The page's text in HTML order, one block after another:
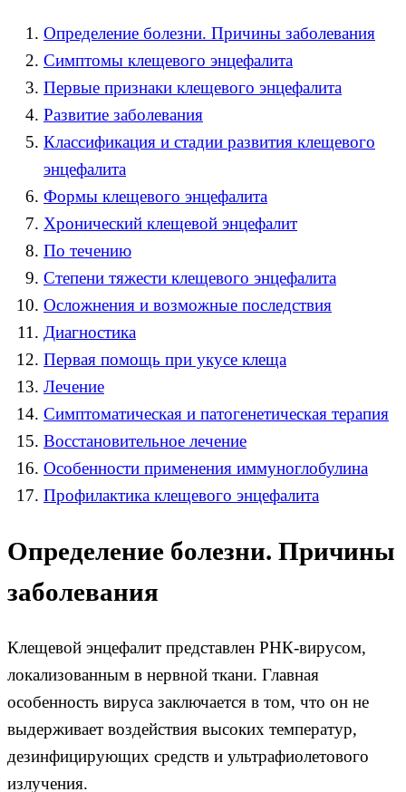
Определение болезни. Причины заболевания
Симптомы клещевого энцефалита
Первые признаки клещевого энцефалита
Развитие заболевания
Классификация и стадии развития клещевого
энцефалита
Формы клещевого энцефалита
Хронический клещевой энцефалит
По течению
Степени тяжести клещевого энцефалита
Осложнения и возможные последствия
Диагностика
Первая помощь при укусе клеща
Лечение
Симптоматическая и патогенетическая терапия
Восстановительное лечение
Особенности применения иммуноглобулина
Профилактика клещевого энцефалита
Определение болезни. Причины
заболевания
Клещевой энцефалит представлен РНК-вирусом,
локализованным в нервной ткани. Главная
особенность вируса заключается в том, что он не
выдерживает воздействия высоких температур,
дезинфицирующих средств и ультрафиолетового
излучения.